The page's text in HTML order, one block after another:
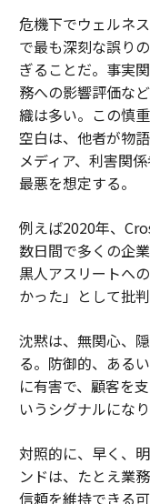
危機下でウェルネ
で最も深刻な誤り
ぎることだ。事実
務への影響評価な
織は多い。この慎
空白は、他者が物
メディア、利害関
最悪を想定する。
例えば2020年、
数日間で多くの企
黒人アスリートへ
かった」として批
沈黙は、無関心、
る。防御的、ある
に有害で、顧客を
いうシグナルになり
対照的に、早く、
ンドは、たとえ業
信頼を維持できる